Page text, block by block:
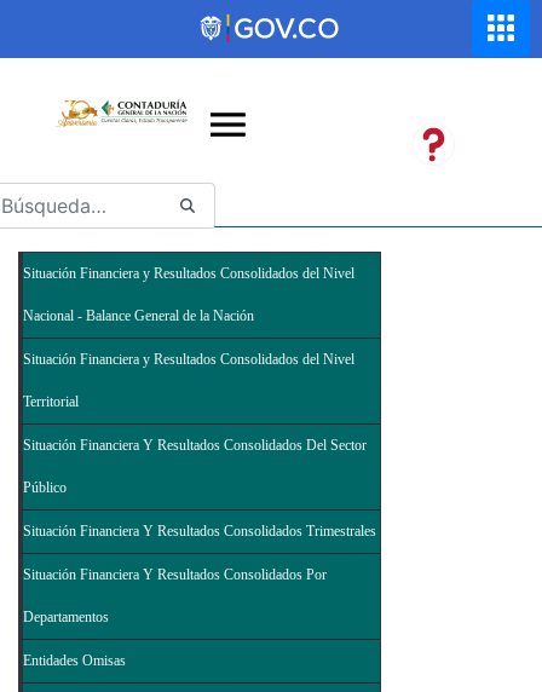
Saltar al contenido principal
Abrir menú de accesibilidad
Situación Financiera y Resultados Consolidados del Nivel
Nacional - Balance General de la Nación
Situación Financiera y Resultados Consolidados del Nivel
Territorial
Situación Financiera Y Resultados Consolidados Del Sector
Público
Situación Financiera Y Resultados Consolidados Trimestrales
Situación Financiera Y Resultados Consolidados Por
Departamentos
Entidades Omisas